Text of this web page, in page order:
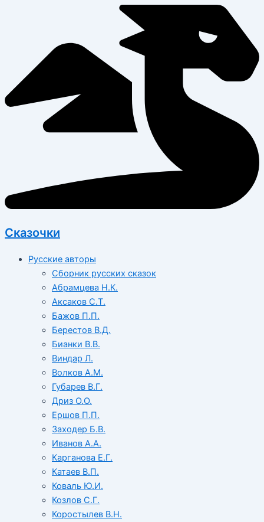
Сказочки
Русские авторы
Сборник русских сказок
Абрамцева Н.К.
Аксаков С.Т.
Бажов П.П.
Берестов В.Д.
Бианки В.В.
Виндар Л.
Волков А.М.
Губарев В.Г.
Дриз О.О.
Ершов П.П.
Заходер Б.В.
Иванов А.А.
Карганова Е.Г.
Катаев В.П.
Коваль Ю.И.
Козлов С.Г.
Коростылев В.Н.